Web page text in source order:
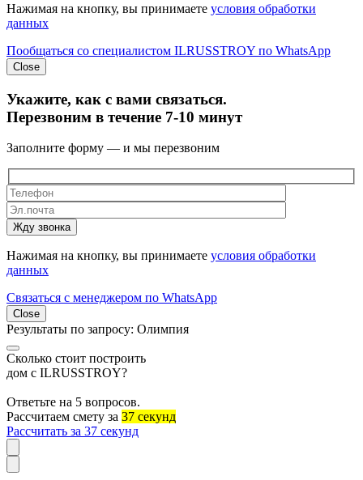
Нажимая на кнопку, вы принимаете условия обработки
данных
Пообщаться со специалистом ILRUSSTROY по WhatsApp
Close
Укажите, как с вами связаться.
Перезвоним в течение 7-10 минут
Заполните форму — и мы перезвоним
Жду звонка
Нажимая на кнопку, вы принимаете условия обработки
данных
Связаться с менеджером по WhatsApp
Close
Результаты по запросу: Олимпия
Сколько стоит построить
дом с ILRUSSTROY?
Ответьте на 5 вопросов.
Рассчитаем смету за 37 секунд
Рассчитать за 37 секунд